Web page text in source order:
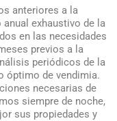
anteriores a la
exhaustivo de la
en las necesidades
previos a la
periódicos de la
óptimo de vendimia.
necesarias de
siempre de noche,
sus propiedades y